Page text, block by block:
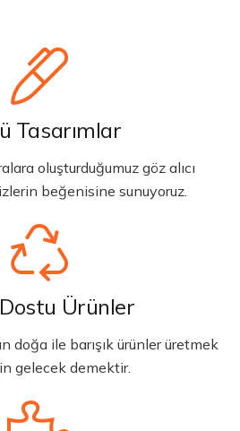
Tasarımlar
oluşturduğumuz göz alıcı
beğenisine sunuyoruz.
Ürünler
doğa ile barışık ürünler üretmek
gelecek demektir.